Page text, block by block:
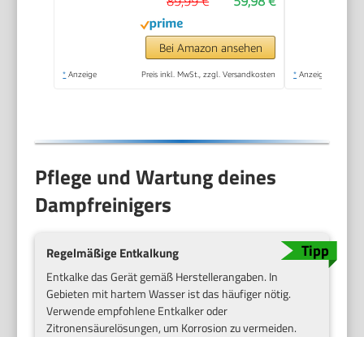
Dampf, 15s
Aufheizzeit, Tragbar
mit 10 Zubehörteilen,
Dampfreinigung für
Bei Amazon ansehen
* Anzeige Preis inkl. MwSt., zzgl. Versandkosten * Anzeige
Pflege und Wartung deines
Dampfreinigers
Regelmäßige Entkalkung
Entkalke das Gerät gemäß Herstellerangaben. In
Gebieten mit hartem Wasser ist das häufiger nötig.
Verwende empfohlene Entkalker oder
Zitronensäurelösungen, um Korrosion zu vermeiden.